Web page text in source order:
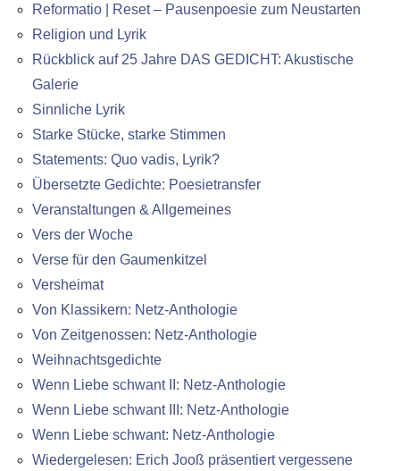
Reformatio | Reset – Pausenpoesie zum Neustarten
Religion und Lyrik
Rückblick auf 25 Jahre DAS GEDICHT: Akustische
Galerie
Sinnliche Lyrik
Starke Stücke, starke Stimmen
Statements: Quo vadis, Lyrik?
Übersetzte Gedichte: Poesietransfer
Veranstaltungen & Allgemeines
Vers der Woche
Verse für den Gaumenkitzel
Versheimat
Von Klassikern: Netz-Anthologie
Von Zeitgenossen: Netz-Anthologie
Weihnachtsgedichte
Wenn Liebe schwant II: Netz-Anthologie
Wenn Liebe schwant III: Netz-Anthologie
Wenn Liebe schwant: Netz-Anthologie
Wiedergelesen: Erich Jooß präsentiert vergessene